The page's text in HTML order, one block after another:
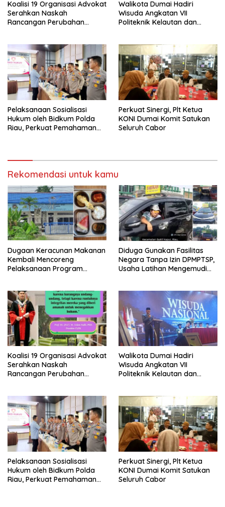
Koalisi 19 Organisasi Advokat
Serahkan Naskah
Rancangan Perubahan
RI
Walikota Dumai Hadiri
Wisuda Angkatan VII
Politeknik Kelautan dan
Pelaksanaan Sosialisasi
Hukum oleh Bidkum Polda
Riau, Perkuat Pemahaman
Perkuat Sinergi, Plt Ketua
KONI Dumai Komit Satukan
Seluruh Cabor
Rekomendasi untuk kamu
Dugaan Keracunan Makanan
Kembali Mencoreng
Pelaksanaan Program
Bersama Kota Dumai
Diduga Gunakan Fasilitas
Negara Tanpa Izin DPMPTSP,
Usaha Latihan Mengemudi
Koalisi 19 Organisasi Advokat
Serahkan Naskah
Rancangan Perubahan
RI
Walikota Dumai Hadiri
Wisuda Angkatan VII
Politeknik Kelautan dan
Pelaksanaan Sosialisasi
Hukum oleh Bidkum Polda
Riau, Perkuat Pemahaman
Perkuat Sinergi, Plt Ketua
KONI Dumai Komit Satukan
Seluruh Cabor